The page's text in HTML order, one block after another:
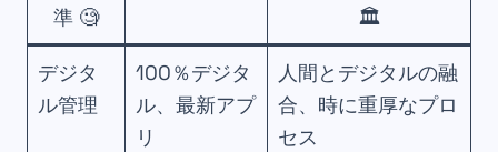
準 🧐
🏛️
デジタ
ル管理
100％デジタ
ル、最新アプ
リ
人間とデジタルの融
合、時に重厚なプロ
セス